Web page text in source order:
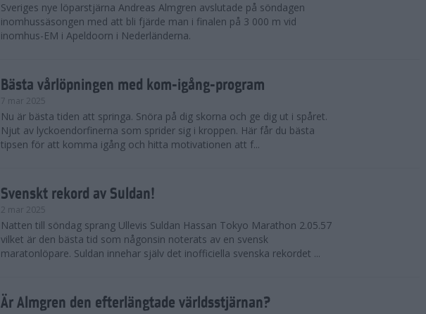
Sveriges nye löparstjärna Andreas Almgren avslutade på söndagen
inomhussäsongen med att bli fjärde man i finalen på 3 000 m vid
inomhus-EM i Apeldoorn i Nederländerna.
Bästa vårlöpningen med kom-igång-program
7 mar 2025
Nu är bästa tiden att springa. Snöra på dig skorna och ge dig ut i spåret.
Njut av lyckoendorfinerna som sprider sig i kroppen. Här får du bästa
tipsen för att komma igång och hitta motivationen att f...
Svenskt rekord av Suldan!
2 mar 2025
Natten till söndag sprang Ullevis Suldan Hassan Tokyo Marathon 2.05.57
vilket är den bästa tid som någonsin noterats av en svensk
maratonlöpare. Suldan innehar själv det inofficiella svenska rekordet ...
Är Almgren den efterlängtade världsstjärnan?